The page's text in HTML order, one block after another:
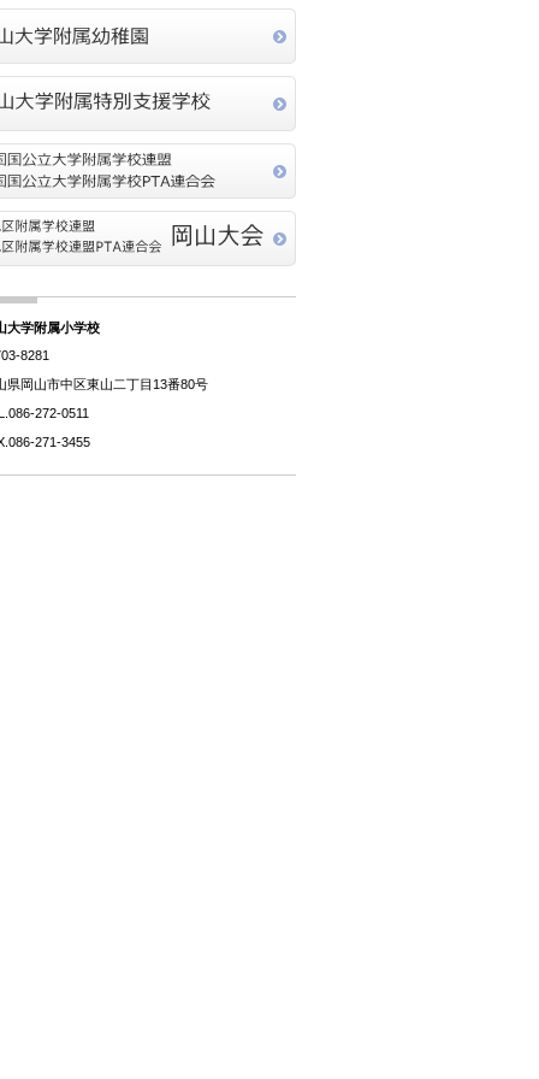
大学附属小学校
8281
県岡山市中区東山二丁目13番80号
272-0511
271-3455